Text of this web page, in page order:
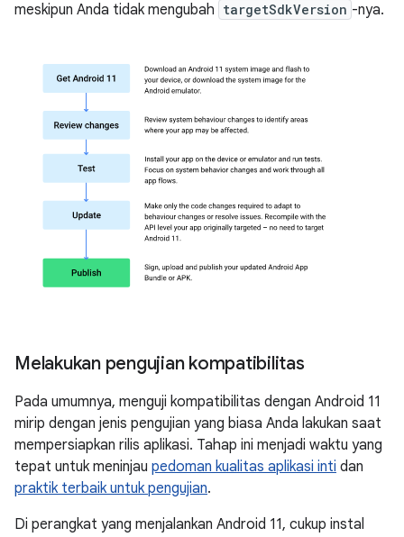
meskipun Anda tidak mengubah targetSdkVersion -nya.
Melakukan pengujian kompatibilitas
Pada umumnya, menguji kompatibilitas dengan Android 11
mirip dengan jenis pengujian yang biasa Anda lakukan saat
mempersiapkan rilis aplikasi. Tahap ini menjadi waktu yang
tepat untuk meninjau pedoman kualitas aplikasi inti dan
praktik terbaik untuk pengujian.
Di perangkat yang menjalankan Android 11, cukup instal